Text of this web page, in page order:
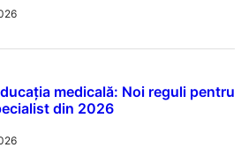
medicală: Noi reguli pentru
din 2026